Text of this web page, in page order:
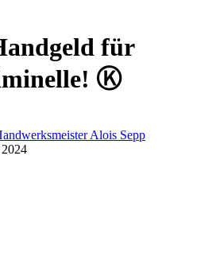
für
Ⓚ
Alois Sepp